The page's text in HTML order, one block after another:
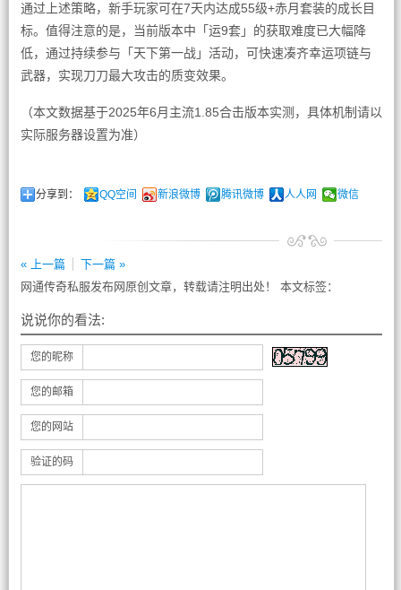
通过上述策略，新手玩家可在7天内达成55级+赤月套装的成长目
标。值得注意的是，当前版本中「运9套」的获取难度已大幅降
低，通过持续参与「天下第一战」活动，可快速凑齐幸运项链与
武器，实现刀刀最大攻击的质变效果。
（本文数据基于2025年6月主流1.85合击版本实测，具体机制请以
实际服务器设置为准）
分享到： QQ空间 新浪微博 腾讯微博 人人网 微信
« 上一篇
下一篇 »
网通传奇私服发布网原创文章，转载请注明出处！ 本文标签：
说说你的看法:
您的昵称
您的邮箱
您的网站
验证的码